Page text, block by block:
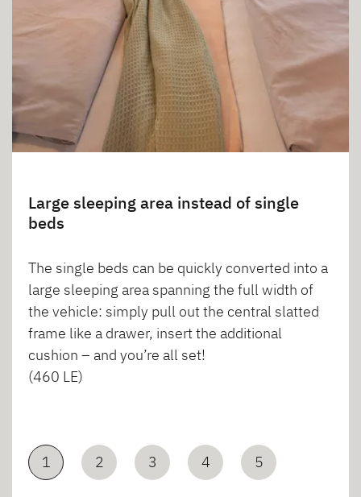
Large sleeping area instead of single
beds
The single beds can be quickly converted into a
large sleeping area spanning the full width of
the vehicle: simply pull out the central slatted
frame like a drawer, insert the additional
cushion – and you’re all set!
(460 LE)
1 2 3 4 5